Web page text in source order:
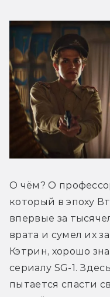
О чём? О
который в эпоху
впервые за
врата и сумел их
Кэтрин, хорошо
сериалу SG-1.
пытается спасти